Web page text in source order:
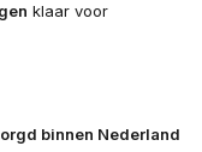
klaar voor
binnen Nederland